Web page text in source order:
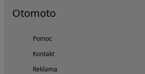
Otomoto
Pomoc
Kontakt
Reklama